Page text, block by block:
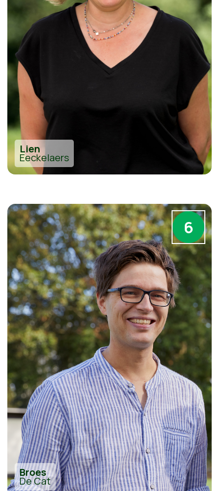
Lien
Eeckelaers
6
Broes
De Cat